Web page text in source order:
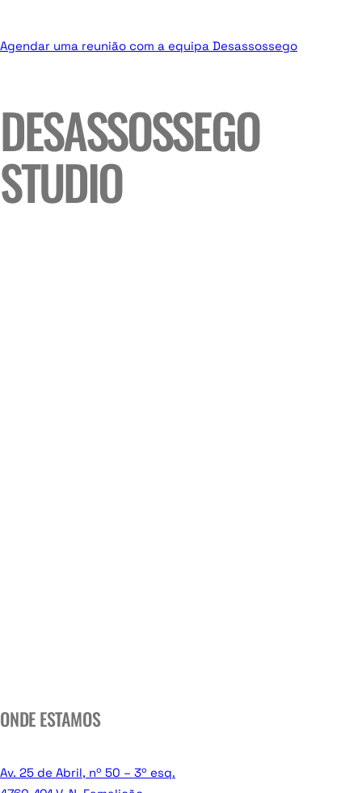
Agendar uma reunião com a equipa Desassossego
DESASSOSSEGO
STUDIO
ONDE ESTAMOS
Av. 25 de Abril, nº 50 – 3º esq.